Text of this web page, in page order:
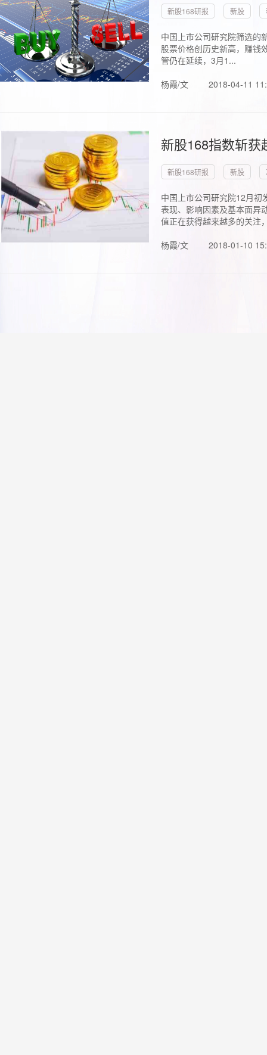
新股168研报 新股
中国上市公司研究院筛选的
股票价格创历史新高，赚钱
管仍在延续，3月1...
杨霞/文
2018-04-11
新股168指数斩
新股168研报 新股
中国上市公司研究院12月初
表现、影响因素及基本面异
值正在获得越来越多的关注
杨霞/文
2018-01-10